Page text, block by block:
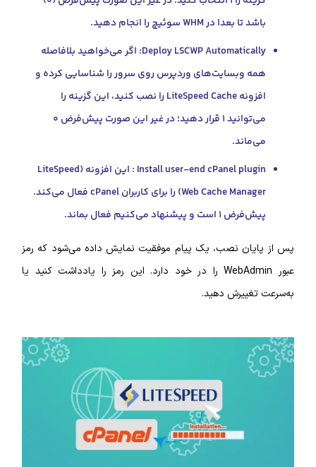
Deploy LSCWP Automatically: اگر می‌خواهید بلافاصله
وبسایت‌های وردپرس روی سرور را شناسایی کرده و
افزونه LiteSpeed Cache را نصب کنید، این گزینه را
می‌توانید ۱ قرار دهید؛ در غیر این صورت پیش‌فرض ۰
Install user-end cPanel plugin : این افزونه (LiteSpeed
Web Cache Manager) را برای کاربران cPanel فعال می‌کند.
نصب، یک پیام موفقیت نمایش داده می‌شود که رمز
عبور WebAdmin را در خود دارد. این رمز را یادداشت کنید یا
دهید.